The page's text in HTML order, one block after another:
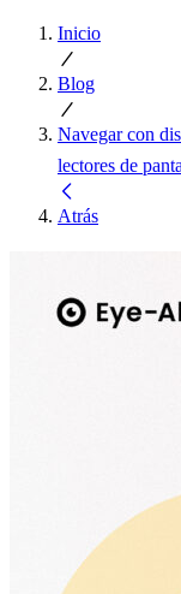
Inicio
Blog
Navegar con
lectores de
Atrás